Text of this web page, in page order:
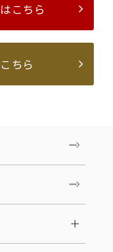
こちら
ちら